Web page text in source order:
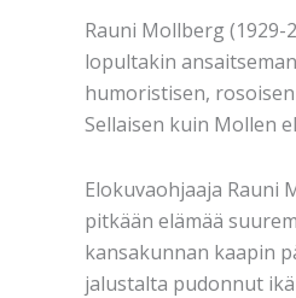
Rauni Mollberg (1929-
lopultakin
humoristisen,
Sellaisen kuin Mollen
Elokuvaohjaaja Rauni
pitkään elämää
kansakunnan kaapin
jalustalta pudonnut